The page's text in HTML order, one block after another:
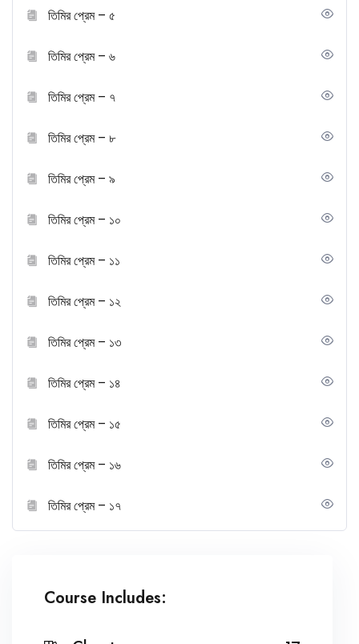
তিমির প্রেম – ৫
তিমির প্রেম – ৬
তিমির প্রেম – ৭
তিমির প্রেম – ৮
তিমির প্রেম – ৯
তিমির প্রেম – ১০
তিমির প্রেম – ১১
তিমির প্রেম – ১২
তিমির প্রেম – ১৩
তিমির প্রেম – ১৪
তিমির প্রেম – ১৫
তিমির প্রেম – ১৬
তিমির প্রেম – ১৭
Course Includes: